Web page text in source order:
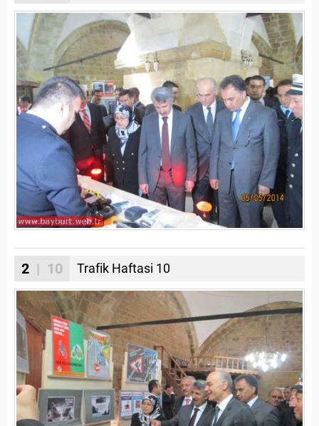
2 | 10 Trafik Haftasi 10